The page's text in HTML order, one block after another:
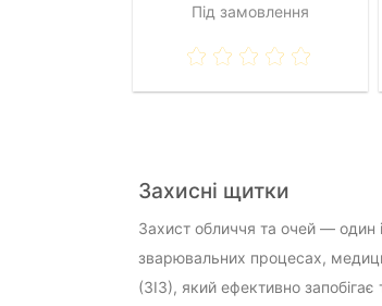
Під замовлення
Захисні щитки
Захист обличчя та очей — один
зварювальних процесах,
(ЗІЗ), який ефективно